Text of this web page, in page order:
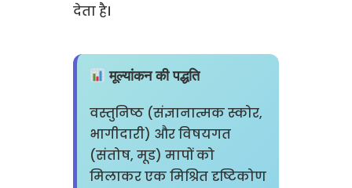
देता है।
मूल्यांकन की पद्धति
वस्तुनिष्ठ (संज्ञानात्मक स्कोर,
भागीदारी) और विषयगत
(संतोष, मूड) मापों को
मिलाकर एक मिश्रित दृष्टिकोण